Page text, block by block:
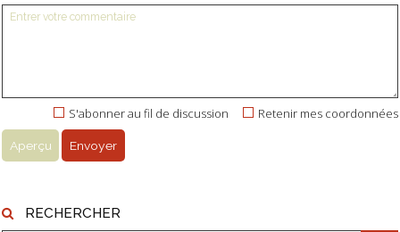
Retenir mes coordonnées
S'abonner au fil de discussion
RECHERCHER